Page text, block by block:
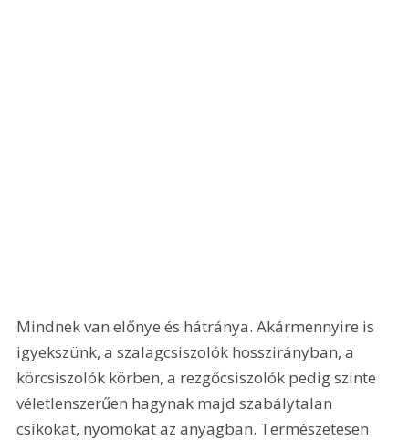
Mindnek van előnye és hátránya. Akármennyire is
igyekszünk, a szalagcsiszolók hosszirányban, a
körcsiszolók körben, a rezgőcsiszolók pedig szinte
véletlenszerűen hagynak majd szabálytalan
csíkokat, nyomokat az anyagban. Természetesen